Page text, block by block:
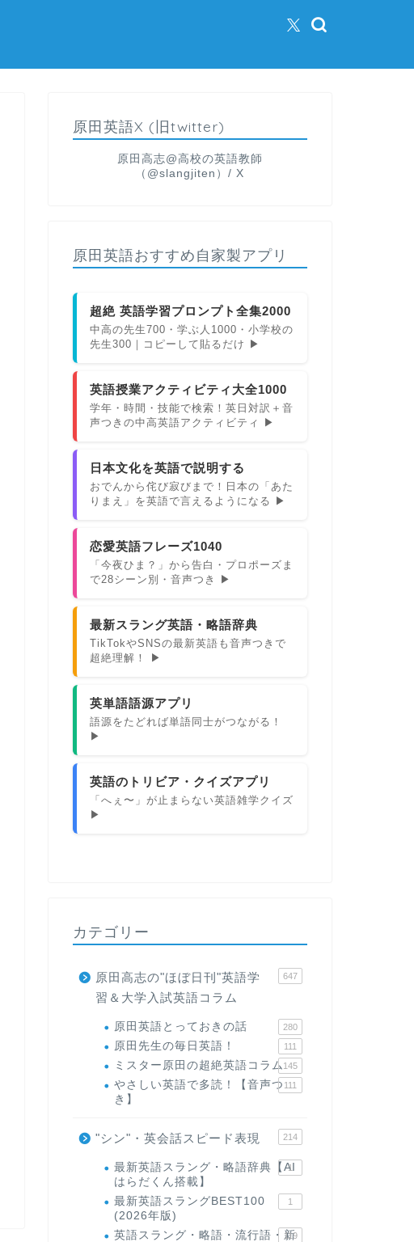
原田英語X (旧twitter)
原田高志@高校の英語教師
（@slangjiten）/ X
原田英語おすすめ自家製アプリ
超絶 英語学習プロンプト全集2000
中高の先生700・学ぶ人1000・小学校の
先生300｜コピーして貼るだけ ▶
英語授業アクティビティ大全1000
学年・時間・技能で検索！英日対訳＋音
声つきの中高英語アクティビティ ▶
日本文化を英語で説明する
おでんから侘び寂びまで！日本の「あた
りまえ」を英語で言えるようになる ▶
恋愛英語フレーズ1040
「今夜ひま？」から告白・プロポーズま
で28シーン別・音声つき ▶
最新スラング英語・略語辞典
TikTokやSNSの最新英語も音声つきで
超絶理解！ ▶
英単語語源アプリ
語源をたどれば単語同士がつながる！
▶
英語のトリビア・クイズアプリ
「へぇ〜」が止まらない英語雑学クイズ
▶
カテゴリー
原田高志の"ほぼ日刊"英語学
習＆大学入試英語コラム
647
原田英語とっておきの話 280
原田先生の毎日英語！ 111
ミスター原田の超絶英語コラム145
やさしい英語で多読！【音声つ
き】
111
"シン"・英会話スピード表現 214
最新英語スラング・略語辞典【AI
はらだくん搭載】
1
最新英語スラングBEST100
(2026年版)
1
英語スラング・略語・流行語・新
119